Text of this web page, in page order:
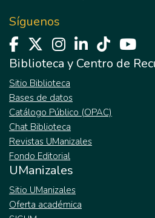
Síguenos
Biblioteca y Centro de
Sitio Biblioteca
Bases de datos
Catálogo Público (OPAC)
Chat Biblioteca
Revistas UManizales
Fondo Editorial
UManizales
Sitio UManizales
Oferta académica